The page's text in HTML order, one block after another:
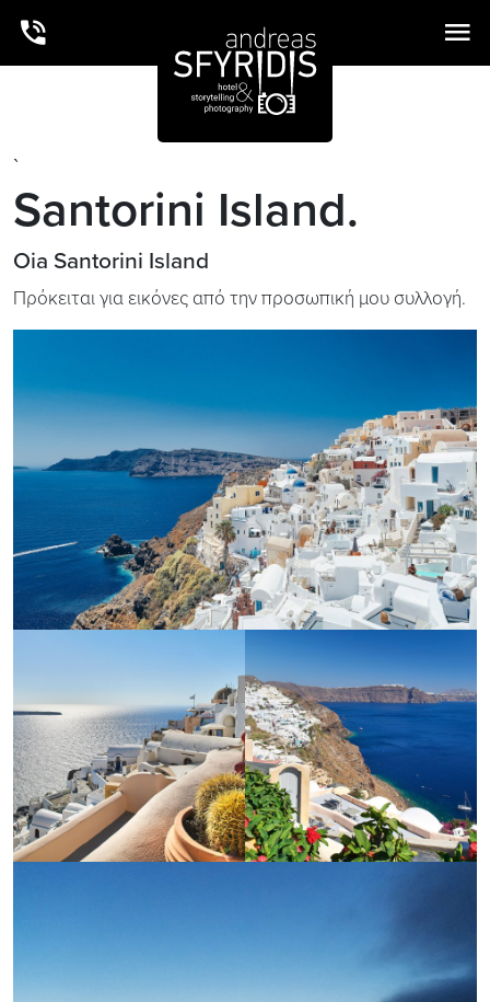
Santorini Island.
Oia Santorini Island
Πρόκειται για εικόνες από την προσωπική μου συλλογή.
`